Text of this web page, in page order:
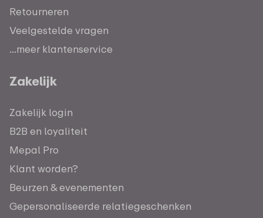
Retourneren
Veelgestelde vragen
...meer klantenservice
Zakelijk
Zakelijk login
B2B en loyaliteit
Mepal Pro
Klant worden?
Beurzen & evenementen
Gepersonaliseerde relatiegeschenken